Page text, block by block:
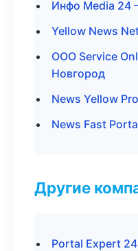
Инфо Media 24
Yellow News
ООО Service
Новгород
News Yellow
News Fast
Другие
Portal Expert